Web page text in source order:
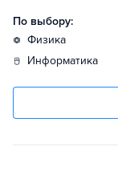
По выбору:
физика
информатика